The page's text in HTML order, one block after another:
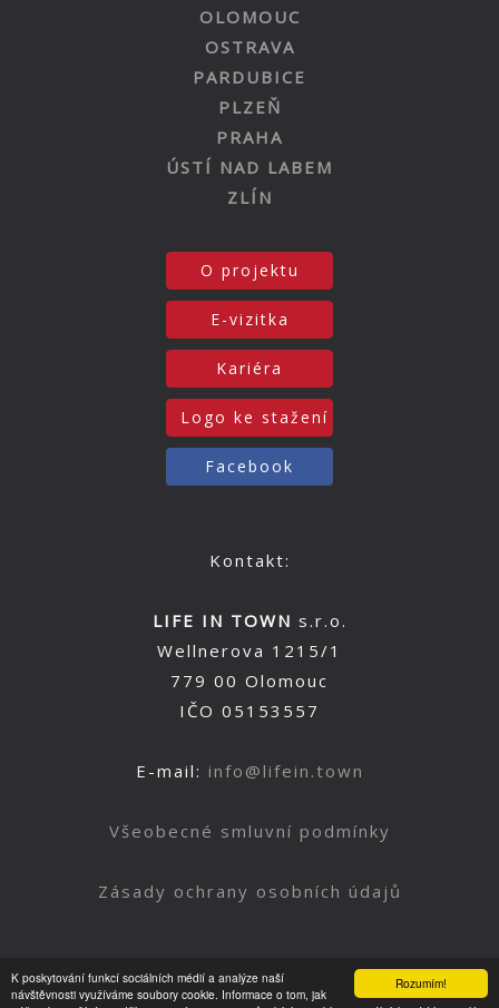
Rozumím!
K poskytování funkcí sociálních médií a analýze naší
návštěvnosti využíváme soubory cookie. Informace o tom, jak
OLOMOUC
OSTRAVA
PARDUBICE
PLZEŇ
PRAHA
ÚSTÍ NAD LABEM
ZLÍN
O projektu
E-vizitka
Kariéra
Logo ke stažení
Facebook
Kontakt:
LIFE IN TOWN s.r.o.
Wellnerova 1215/1
779 00 Olomouc
IČO 05153557
E-mail: info@lifein.town
Všeobecné smluvní podmínky
Zásady ochrany osobních údajů
Nahoru